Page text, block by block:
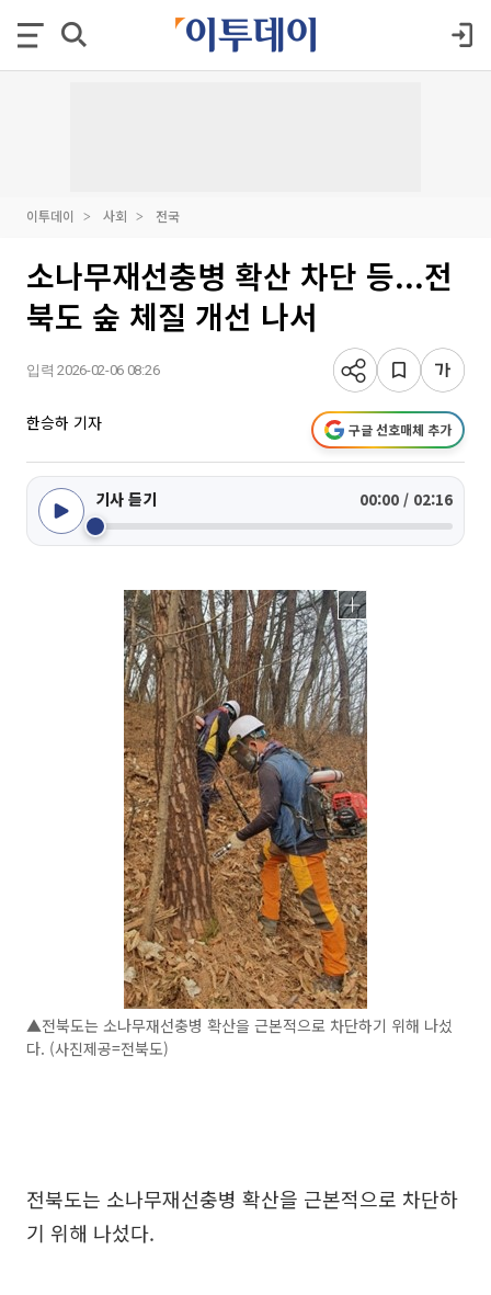
이투데이 사회 전국
소나무재선충병 확산 차단 등...전
북도 숲 체질 개선 나서
입력 2026-02-06 08:26
한승하 기자 구글 선호매체 추가
기사 듣기 00:00 / 02:16
▲전북도는 소나무재선충병 확산을 근본적으로 차단하기 위해 나섰
다. (사진제공=전북도)
전북도는 소나무재선충병 확산을 근본적으로 차단하
기 위해 나섰다.